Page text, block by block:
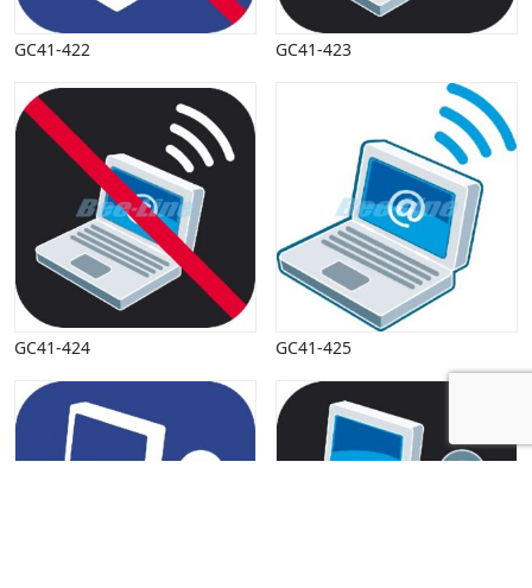
GC41-422 GC41-423
GC41-424 GC41-425